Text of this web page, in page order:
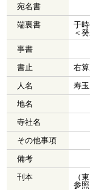
宛名書
端裏書
于
＜
事書
書止
右
人名
寿玉
地名
寺社名
その他事項
備考
刊本
（
参照